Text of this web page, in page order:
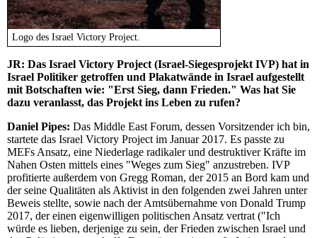
Logo des Israel Victory Project.
JR: Das Israel Victory Project (Israel-Siegesprojekt IVP) hat in
Israel Politiker getroffen und Plakatwände in Israel aufgestellt
mit Botschaften wie: "Erst Sieg, dann Frieden." Was hat Sie
dazu veranlasst, das Projekt ins Leben zu rufen?
Daniel Pipes: Das Middle East Forum, dessen Vorsitzender ich bin,
startete das Israel Victory Project im Januar 2017. Es passte zu
MEFs Ansatz, eine Niederlage radikaler und destruktiver Kräfte im
Nahen Osten mittels eines "Weges zum Sieg" anzustreben. IVP
profitierte außerdem von Gregg Roman, der 2015 an Bord kam und
der seine Qualitäten als Aktivist in den folgenden zwei Jahren unter
Beweis stellte, sowie nach der Amtsübernahme von Donald Trump
2017, der einen eigenwilligen politischen Ansatz vertrat ("Ich
würde es lieben, derjenige zu sein, der Frieden zwischen Israel und